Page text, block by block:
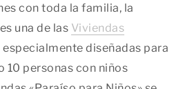
con toda la familia, la
una de las Viviendas
especialmente diseñadas para
10 personas con niños